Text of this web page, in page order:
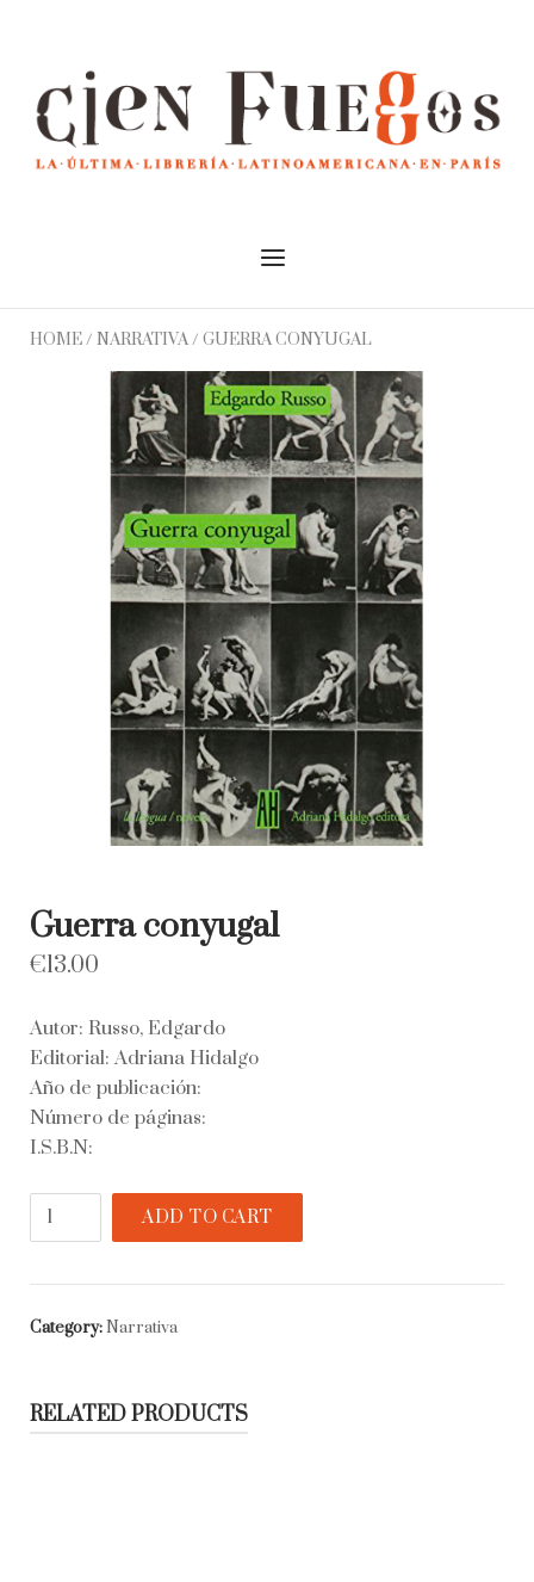
Menu
HOME/ NARRATIVA/ GUERRA CONYUGAL
Guerra conyugal
€13.00
Autor: Russo, Edgardo
Editorial: Adriana Hidalgo
Año de publicación:
Número de páginas:
I.S.B.N:
Guerra
ADD TO CART
Category:Narrativa
RELATED PRODUCTS